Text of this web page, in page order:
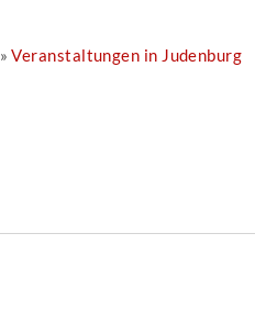
»Veranstaltungen in Judenburg